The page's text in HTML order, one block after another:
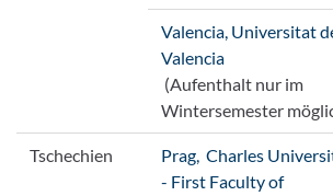
Valencia, Universitat
Valencia
(Aufenthalt nur im
Wintersemester
Tschechien
Prag, Charles
- First Faculty of